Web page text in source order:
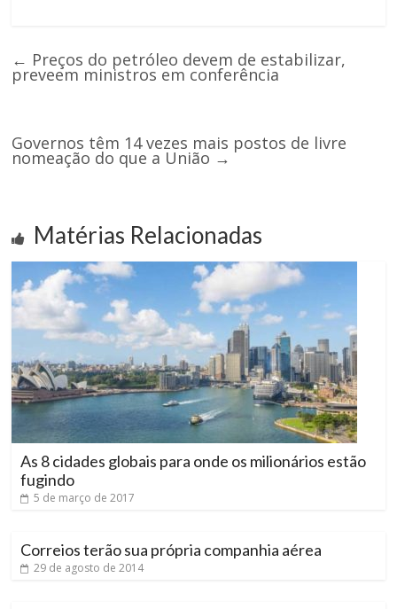
← Preços do petróleo devem de estabilizar,
preveem ministros em conferência
Governos têm 14 vezes mais postos de livre
nomeação do que a União →
Matérias Relacionadas
As 8 cidades globais para onde os milionários estão
fugindo
5 de março de 2017
Correios terão sua própria companhia aérea
29 de agosto de 2014